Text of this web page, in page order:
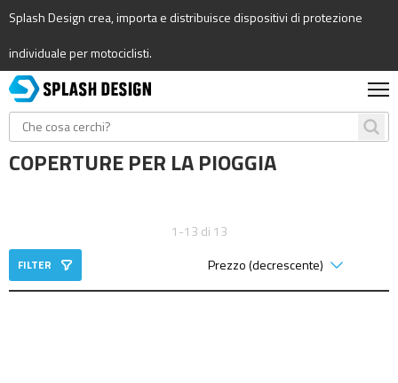
Splash Design crea, importa e distribuisce dispositivi di protezione
individuale per motociclisti.
COPERTURE PER LA PIOGGIA
1-13 di 13
FILTER